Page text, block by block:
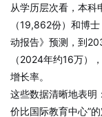
从学历层次看，本
（19,862份）和博
动报告》预测，到
（2024年约16万）
增长率。
这些数据清晰地表明
价比国际教育中心”的